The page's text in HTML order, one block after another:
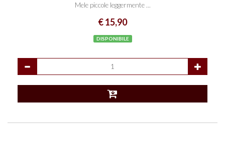
Mele piccole leggermente ...
€ 15,90
DISPONIBILE